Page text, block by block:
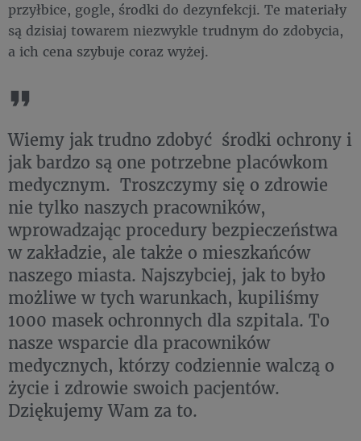
przyłbice, gogle, środki do dezynfekcji. Te materiały
są dzisiaj towarem niezwykle trudnym do zdobycia,
a ich cena szybuje coraz wyżej.
Wiemy jak trudno zdobyć środki ochrony i
jak bardzo są one potrzebne placówkom
medycznym. Troszczymy się o zdrowie
nie tylko naszych pracowników,
wprowadzając procedury bezpieczeństwa
w zakładzie, ale także o mieszkańców
naszego miasta. Najszybciej, jak to było
możliwe w tych warunkach, kupiliśmy
1000 masek ochronnych dla szpitala. To
nasze wsparcie dla pracowników
medycznych, którzy codziennie walczą o
życie i zdrowie swoich pacjentów.
Dziękujemy Wam za to.